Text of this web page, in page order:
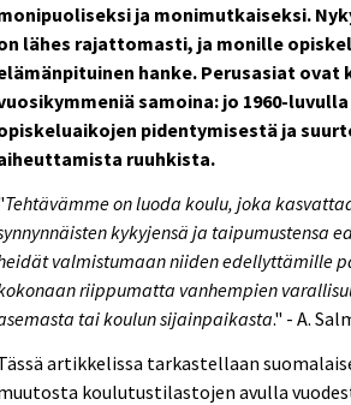
ja monimutkaiseksi.
lähes rajattomasti, ja monille
hanke. Perusasiat ovat
samoina: jo 1960-
pidentymisestä ja
ruuhkista.
Tehtävämme on luoda koulu, joka
kykyjensä ja taipumustensa
valmistumaan niiden edellyttämille
riippumatta vanhempien
tai koulun sijainpaikasta." - A.
artikkelissa tarkastellaan
koulutustilastojen avulla